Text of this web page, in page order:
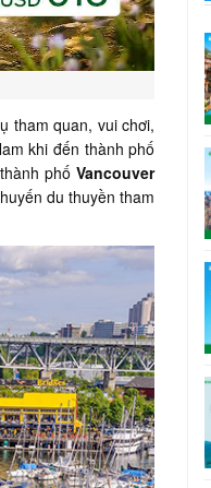
tham quan, vui chơi,
khi đến thành phố
phốVancouver
du thuyền tham